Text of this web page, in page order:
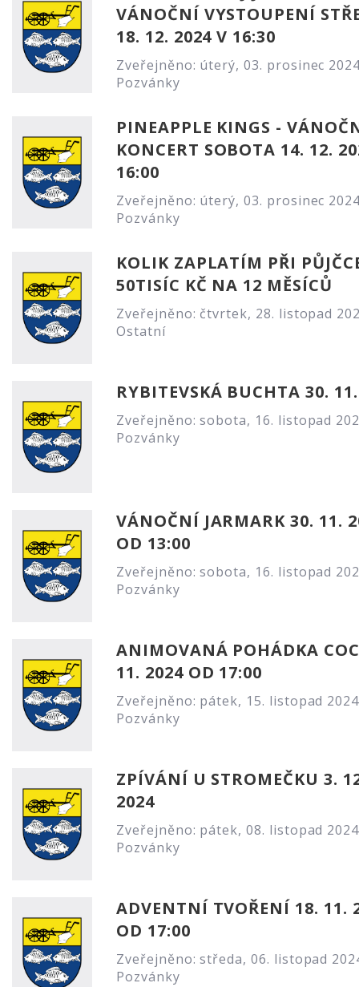
VÁNOČNÍ VYSTOUPENÍ
18. 12. 2024 V 16:30
Zveřejněno: úterý, 03. prosinec
Pozvánky
PINEAPPLE KINGS -
KONCERT SOBOTA 14. 12.
16:00
Zveřejněno: úterý, 03. prosinec
Pozvánky
KOLIK ZAPLATÍM PŘI
50TISÍC KČ NA 12 MĚSÍCŮ
Zveřejněno: čtvrtek, 28. listopad
Ostatní
RYBITEVSKÁ BUCHTA 30.
Zveřejněno: sobota, 16. listopad
Pozvánky
VÁNOČNÍ JARMARK 30. 11.
OD 13:00
Zveřejněno: sobota, 16. listopad
Pozvánky
ANIMOVANÁ POHÁDKA
11. 2024 OD 17:00
Zveřejněno: pátek, 15. listopad
Pozvánky
ZPÍVÁNÍ U STROMEČKU 3.
2024
Zveřejněno: pátek, 08. listopad
Pozvánky
ADVENTNÍ TVOŘENÍ 18. 11.
OD 17:00
Zveřejněno: středa, 06. listopad
Pozvánky